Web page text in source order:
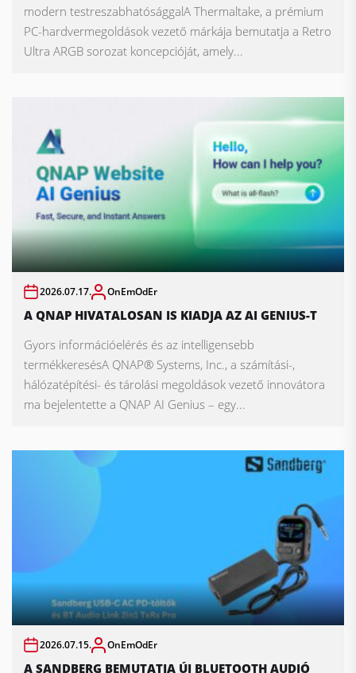
modern testreszabhatósággalA Thermaltake, a prémium
PC-hardvermegoldások vezető márkája bemutatja a Retro
Ultra ARGB sorozat koncepcióját, amely...
2026.07.17. OnEmOdEr
A QNAP HIVATALOSAN IS KIADJA AZ AI GENIUS-T
Gyors információelérés és az intelligensebb
termékkeresésA QNAP® Systems, Inc., a számítási-,
hálózatépítési- és tárolási megoldások vezető innovátora
ma bejelentette a QNAP AI Genius – egy...
2026.07.15. OnEmOdEr
A SANDBERG BEMUTATJA ÚJ BLUETOOTH AUDIÓ